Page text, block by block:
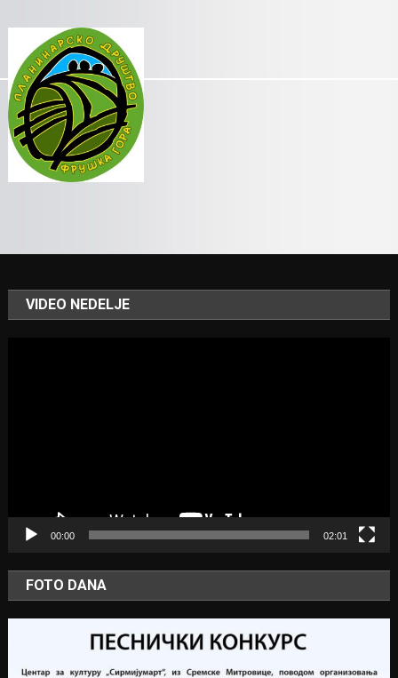
VIDEO NEDELJE
00:00 02:01
FOTO DANA